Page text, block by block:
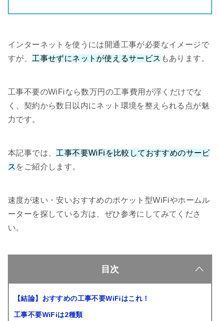
インターネットを使うには開通工事が必要なイメージで
すが、 工事せずにネットが使えるサービス もあります。
工事不要のWiFiなら数万円の工事費用が浮くだけでな
く、契約から数日以内にネット環境を整えられる点が魅
力です。
本記事では、 工事不要WiFiを比較しておすすめのサービ
ス をご紹介します。
速度が速い・安いおすすめのポケット型WiFiやホームル
ーターを探している方は、ぜひ参考にしてみてくださ
い。
目次
【結論】おすすめの工事不要WiFiはこれ！
工事不要WiFiは2種類